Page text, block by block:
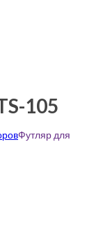
105
Футляр для